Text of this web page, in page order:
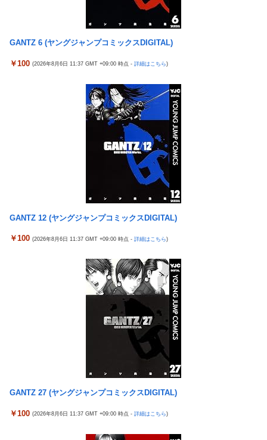
咲】にチ×ポを捻じ込んで子宮で理解らせてやった。
「コンビニ、馬鹿にすんなよ」→あのオーナー夫婦、不起訴ｗｗ
落ちる
高市政権「減税します」→財源「これから考えます」
【速報】日本一ソフトウェア「定価9000円のゲームです。買って
下さい。」→結果・・・
【訃報】人気Vtuberの犬、19歳で死去
とんでもない「積みプラ」がテレビで放送されてしまう
【正論】X民「真の弱者男性は恋愛ゲームとかアニメ見てない。
本当の闇を見せるね」←170000バズwwwwwww
【速報】ジャンポケ斎藤、求刑7年で逝く。実刑確実か
【シンデレラガールズ】 百鬼夜行をテーマとしたPOP UP SHOP
【エ□漫画】 学校で一番人気で憧れの清楚美人先輩JKに何故か突
然エ□動画撮影の竿役を頼まれて…！？
チャド参戦でKNOCK OUTとRISE ケンカ勃発
ChatGPTに聞いた10年後の18期
エクスアリーナ松戸がディスクアップ2を撤去したらしくディス
クアッパーさん達から落胆の声
エクスアリーナ松戸がディスクアップ2を撤去したらしくディス
セクシー女優「熊本に300万円寄付します」 アンチ「汚い金あり
No.1！出率98％、平均19回転とフェアに楽しめる数値が出てい
【悲報】熊本は猛暑と断水…その頃、茂木外相は中南米でニッコ
【エ□漫画】 学校で一番人気で憧れの清楚美人先輩JKに何故か突
は直近での値上げ可能性低い」
エクスアリーナ松戸がディスクアップ2を撤去したらしくディス
クアッパーさん達から落胆の声
セクシー女優「熊本に300万円寄付します」 アンチ「汚い金あり
【実戦報告】eSAOアリシゼーションの評判まとめ！新台稼働
No.1！出率98％、平均19回転とフェアに楽しめる数値が出てい
やヒデヨシちゃんはママなのか。ノブ様はママではないのかを
【日向坂46】 下着姿のかほりん、大丈夫かこれ…
彼氏にバレるかもしれない背徳感
【朗報】 消費減税、閣議決定 来年4月から2年間1％に
【NBA】サンズのディロン・ブルックスが、チームと3年73milで
【画像】 JCさん、整体マッサージ中におっ〇い丸見え放送事
故！オカズにされてシコられまくるｗｗｗ
エクスアリーナ松戸がディスクアップ2を撤去したらしくディス
いが一番見た目好み
結局おまえらが求める『RPGの理想の主人公』って一体どういう
GANTZ 6 (ヤングジャンプコミックスDIGITAL)
￥100 (2026年8月6日 11:37 GMT +09:00 時点 - 詳細はこちら)
GANTZ 12 (ヤングジャンプコミックスDIGITAL)
￥100 (2026年8月6日 11:37 GMT +09:00 時点 - 詳細はこちら)
GANTZ 27 (ヤングジャンプコミックスDIGITAL)
￥100 (2026年8月6日 11:37 GMT +09:00 時点 - 詳細はこちら)